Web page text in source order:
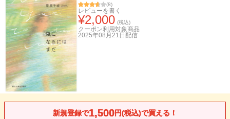
(8)
レビューを書く
¥2,000 (税込)
クーポン利用対象商品
2025年08月21日 配信
新規登録で1,500円(税込)で買える！